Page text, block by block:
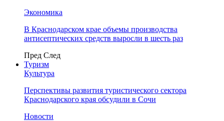
Экономика
В Краснодарском крае объемы производства
антисептических средств выросли в шесть раз
Пред След
Туризм
Культура
Перспективы развития туристического сектора
Краснодарского края обсудили в Сочи
Новости